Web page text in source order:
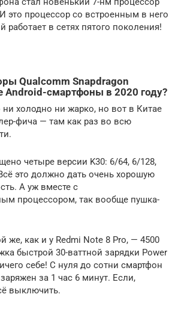
это процессор со встроенным в него
в сетях пятого поколения!
Qualcomm Snapdragon
Android-смартфоны в 2020 году?
ни холодно ни жарко, но вот в Китае
фича — там как раз во всю
четыре версии K30: 6/64, 6/128,
это должно дать очень хорошую
А уж вместе с
процессором, так вообще пушка-
же, как и у Redmi Note 8 Pro, — 4500
быстрой 30-ваттной зарядки Power
себе! С нуля до сотни смартфон
за 1 час 6 минут. Если,
выключить.